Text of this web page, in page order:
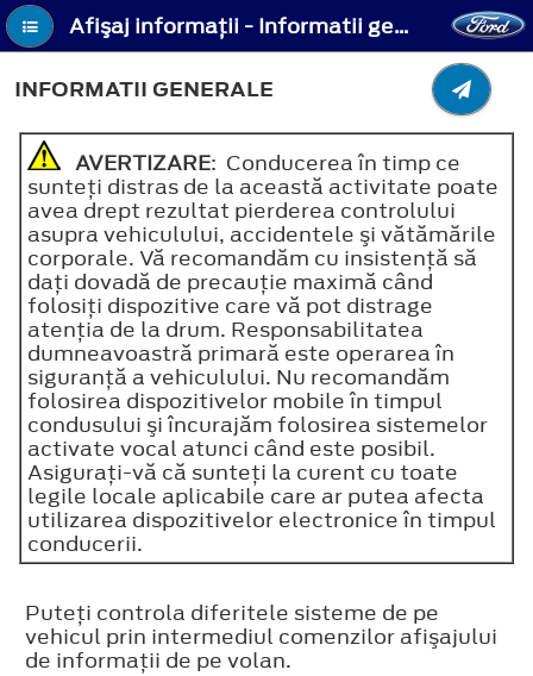
Afişaj informaţii - Informatii generale
INFORMATII GENERALE
AVERTIZARE: Conducerea în timp ce
sunteţi distras de la această activitate poate
avea drept rezultat pierderea controlului
asupra vehiculului, accidentele şi vătămările
corporale. Vă recomandăm cu insistenţă să
daţi dovadă de precauţie maximă când
folosiţi dispozitive care vă pot distrage
atenţia de la drum. Responsabilitatea
dumneavoastră primară este operarea în
siguranţă a vehiculului. Nu recomandăm
folosirea dispozitivelor mobile în timpul
condusului şi încurajăm folosirea sistemelor
activate vocal atunci când este posibil.
Asiguraţi-vă că sunteţi la curent cu toate
legile locale aplicabile care ar putea afecta
utilizarea dispozitivelor electronice în timpul
conducerii.
Puteţi controla diferitele sisteme de pe
vehicul prin intermediul comenzilor afişajului
de informaţii de pe volan.